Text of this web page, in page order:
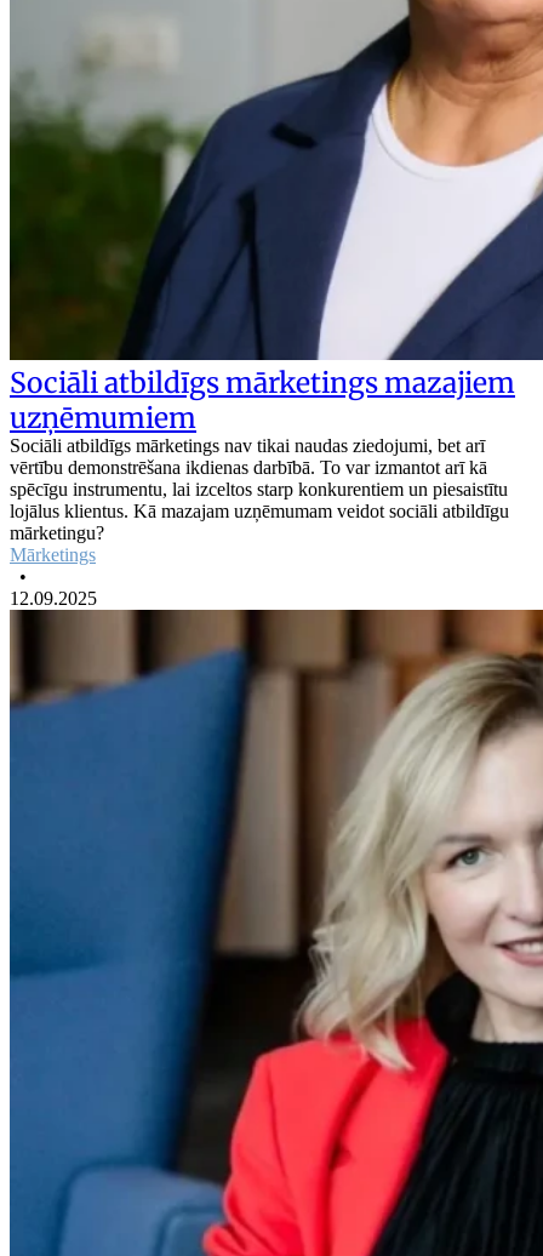
Sociāli atbildīgs mārketings mazajiem
uzņēmumiem
Sociāli atbildīgs mārketings nav tikai naudas ziedojumi, bet arī
vērtību demonstrēšana ikdienas darbībā. To var izmantot arī kā
spēcīgu instrumentu, lai izceltos starp konkurentiem un piesaistītu
lojālus klientus. Kā mazajam uzņēmumam veidot sociāli atbildīgu
mārketingu?
Mārketings
•
12.09.2025